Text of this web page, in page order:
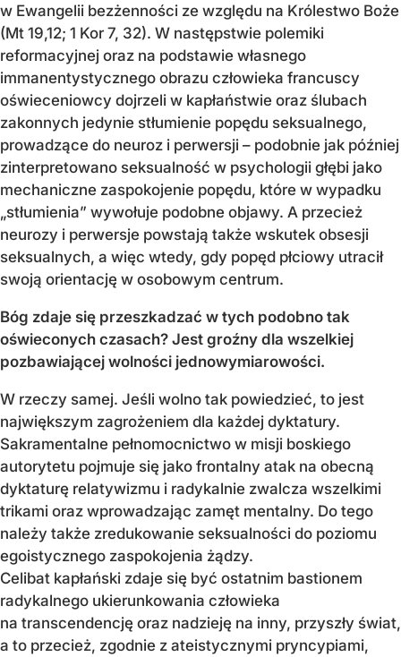
w Ewangelii bezżenności ze względu na Królestwo Boże
(Mt 19,12; 1 Kor 7, 32). W następstwie polemiki
reformacyjnej oraz na podstawie własnego
immanentystycznego obrazu człowieka francuscy
oświeceniowcy dojrzeli w kapłaństwie oraz ślubach
zakonnych jedynie stłumienie popędu seksualnego,
prowadzące do neuroz i perwersji – podobnie jak później
zinterpretowano seksualność w psychologii głębi jako
mechaniczne zaspokojenie popędu, które w wypadku
„stłumienia” wywołuje podobne objawy. A przecież
neurozy i perwersje powstają także wskutek obsesji
seksualnych, a więc wtedy, gdy popęd płciowy utracił
swoją orientację w osobowym centrum.
Bóg zdaje się przeszkadzać w tych podobno tak
oświeconych czasach? Jest groźny dla wszelkiej
pozbawiającej wolności jednowymiarowości.
W rzeczy samej. Jeśli wolno tak powiedzieć, to jest
największym zagrożeniem dla każdej dyktatury.
Sakramentalne pełnomocnictwo w misji boskiego
autorytetu pojmuje się jako frontalny atak na obecną
dyktaturę relatywizmu i radykalnie zwalcza wszelkimi
trikami oraz wprowadzając zamęt mentalny. Do tego
należy także zredukowanie seksualności do poziomu
egoistycznego zaspokojenia żądzy.
Celibat kapłański zdaje się być ostatnim bastionem
radykalnego ukierunkowania człowieka
na transcendencję oraz nadzieję na inny, przyszły świat,
a to przecież, zgodnie z ateistycznymi pryncypiami,